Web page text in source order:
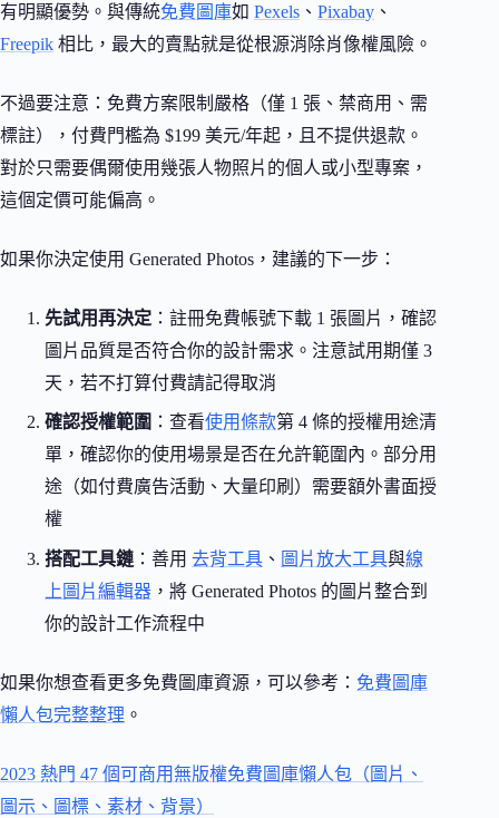
有明顯優勢。與傳統免費圖庫如 Pexels 、 Pixabay 、
Freepik 相比，最大的賣點就是從根源消除肖像權風險。
不過要注意：免費方案限制嚴格（僅 1 張、禁商用、需
標註），付費門檻為 $199 美元/年起，且不提供退款。
對於只需要偶爾使用幾張人物照片的個人或小型專案，
這個定價可能偏高。
如果你決定使用 Generated Photos，建議的下一步：
先試用再決定 ：註冊免費帳號下載 1 張圖片，確認
圖片品質是否符合你的設計需求。注意試用期僅 3
天，若不打算付費請記得取消
確認授權範圍 ：查看使用條款第 4 條的授權用途清
單，確認你的使用場景是否在允許範圍內。部分用
途（如付費廣告活動、大量印刷）需要額外書面授
權
搭配工具鏈 ：善用 去背工具 、 圖片放大工具與線
上圖片編輯器 ，將 Generated Photos 的圖片整合到
你的設計工作流程中
如果你想查看更多免費圖庫資源，可以參考： 免費圖庫
懶人包完整整理 。
2023 熱門 47 個可商用無版權免費圖庫懶人包（圖片、
圖示、圖標、素材、背景）